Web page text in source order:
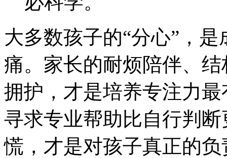
大多数孩子的“分心”，
痛。家长的耐烦陪伴、
拥护，才是培养专注力
寻求专业帮助比自行判
慌，才是对孩子真正的负